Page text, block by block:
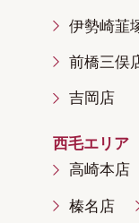
伊勢崎韮
前橋三俣
吉岡店
西毛エリア
高崎本店
榛名店